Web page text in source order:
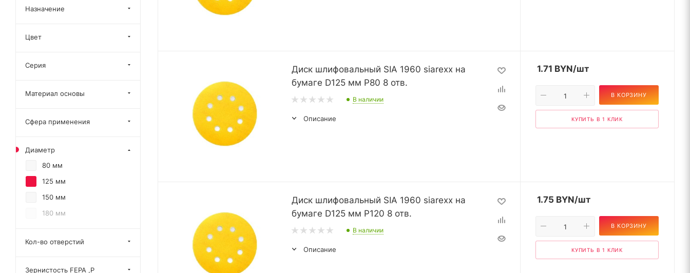
Диск шлифовальный SIA 1960 siarexx на
бумаге D125 мм P80 8 отв.
В наличии
Описание
1.71 BYN/шт
В КОРЗИНУ
КУПИТЬ В 1 КЛИК
Диск шлифовальный SIA 1960 siarexx на
бумаге D125 мм P120 8 отв.
В наличии
Описание
1.75 BYN/шт
В КОРЗИНУ
КУПИТЬ В 1 КЛИК
Назначение
Цвет
Серия
Материал основы
Сфера применения
Диаметр
80 мм
125 мм
150 мм
180 мм
Кол-во отверстий
Зернистость FEPA ,P